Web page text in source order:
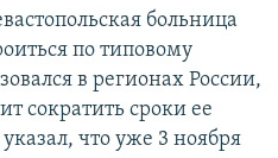
больница
по типовому
в регионах России,
сократить сроки ее
что уже 3 ноября